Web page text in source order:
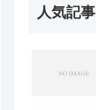
人気記事